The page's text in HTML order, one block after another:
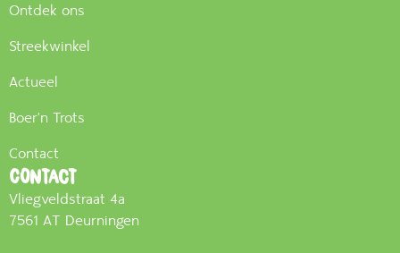
Ontdek ons
Streekwinkel
Actueel
Boer'n Trots
Contact
Contact
Vliegveldstraat 4a
7561 AT Deurningen